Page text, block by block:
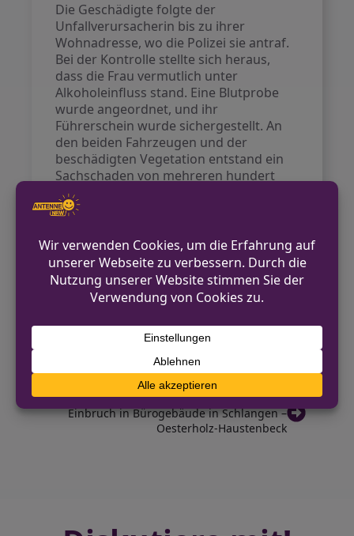
Die Geschädigte folgte der
Unfallverursacherin bis zu ihrer
Wohnadresse, wo die Polizei sie antraf.
Bei der Kontrolle stellte sich heraus,
dass die Frau vermutlich unter
Alkoholeinfluss stand. Eine Blutprobe
wurde angeordnet, und ihr
Führerschein wurde sichergestellt. An
den beiden Fahrzeugen und der
beschädigten Vegetation entstand ein
Sachschaden von mehreren hundert
Euro.
Das Verkehrskommissariat hat im Zuge
dessen Ermittlungen wegen
unerlaubten Entfernens vom Unfallort
sowie wegen Trunkenheit im Verkehr
aufgenommen.
Detmold: Ladendieb mit Cuttermesser
festgenommen
NÄCHSTER BEITRAG
Einbruch in Bürogebäude in Schlangen –
Oesterholz-Haustenbeck